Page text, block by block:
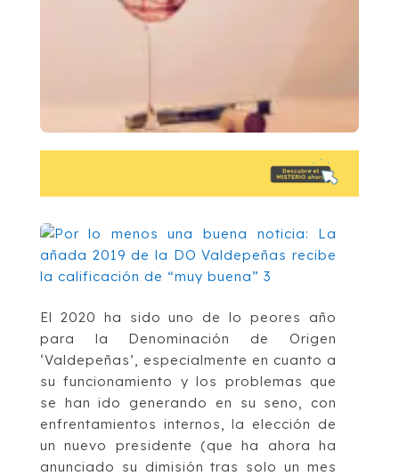
El 2020 ha sido uno de lo peores año
para la Denominación de Origen
‘Valdepeñas’, especialmente en cuanto a
su funcionamiento y los problemas que
se han ido generando en su seno, con
enfrentamientos internos, la elección de
un nuevo presidente (que ha ahora ha
anunciado su dimisión tras solo un mes